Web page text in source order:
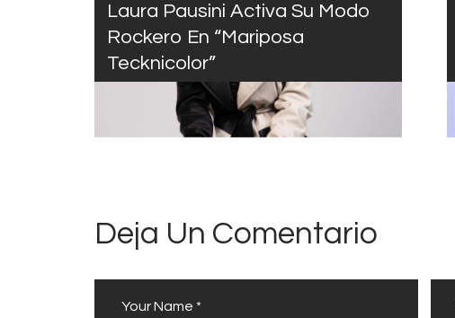
Laura Pausini Activa Su Modo
Rockero En “Mariposa
Tecknicolor”
Deja Un Comentario